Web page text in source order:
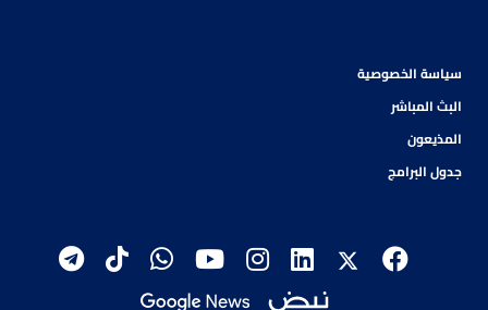
سياسة الخصوصية
البث المباشر
المذيعون
جدول البرامج